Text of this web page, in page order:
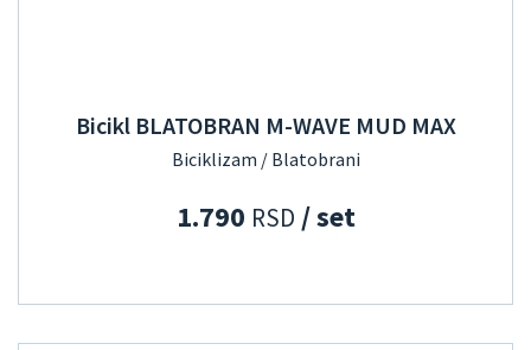
Bicikl BLATOBRAN M-WAVE MUD MAX
Biciklizam / Blatobrani
1.790 RSD / set